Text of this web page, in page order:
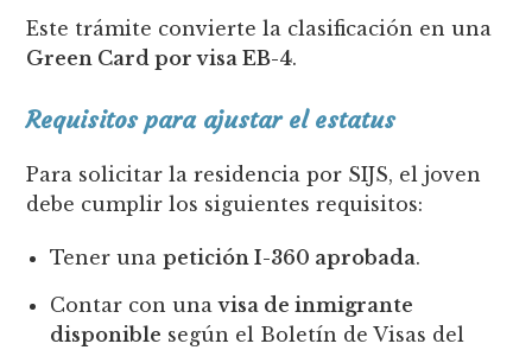
Este trámite convierte la clasificación en una
Green Card por visa EB-4.
Requisitos para ajustar el estatus
Para solicitar la residencia por SIJS, el joven
debe cumplir los siguientes requisitos:
Tener unapetición I-360 aprobada.
Contar con unavisa de inmigrante
disponible según el Boletín de Visas del